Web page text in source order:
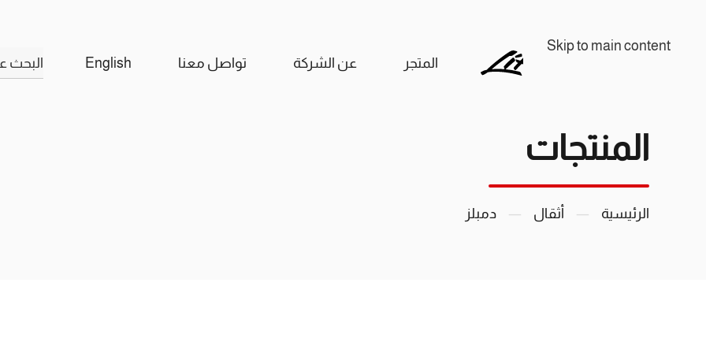
Skip to main content
المتجر
عن الشركة تواصل معنا English
البحث
عن:
المنتجات
الرئيسية أثقال دمبلز